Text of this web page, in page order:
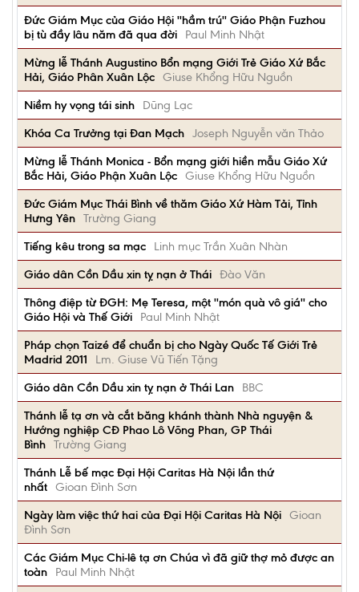
Đức Giám Mục của Giáo Hội ''hầm trú'' Giáo Phận Fuzhou
bị tù đầy lâu năm đã qua đời
Paul Minh Nhật
Mừng lễ Thánh Augustino Bổn mạng Giới Trẻ Giáo Xứ Bắc
Hải, Giáo Phân Xuân Lộc Giuse Khổng Hữu Nguồn
Niềm hy vọng tái sinh
Dũng Lạc
Khóa Ca Trưởng tại Đan Mạch Joseph Nguyễn văn Thảo
Mừng lễ Thánh Monica - Bổn mạng giới hiền mẫu Giáo Xứ
Bắc Hải, Giáo Phận Xuân Lộc Giuse Khổng Hữu Nguồn
Đức Giám Mục Thái Bình về thăm Giáo Xứ Hàm Tải, Tỉnh
Hưng Yên Trường Giang
Tiếng kêu trong sa mạc
Linh mục Trần Xuân Nhàn
Giáo dân Cồn Dầu xin tỵ nạn ở Thái Đào Văn
Thông điệp từ ĐGH: Mẹ Teresa, một ''món quà vô giá'' cho
Giáo Hội và Thế Giới
Paul Minh Nhật
Pháp chọn Taizé để chuẩn bị cho Ngày Quốc Tế Giới Trẻ
Madrid 2011
Lm. Giuse Vũ Tiến Tặng
Giáo dân Cồn Dầu xin tỵ nạn ở Thái Lan
BBC
Thánh lễ tạ ơn và cắt băng khánh thành Nhà nguyện &
Hướng nghiệp CĐ Phao Lô Võng Phan, GP Thái
Bình Trường Giang
Thánh Lễ bế mạc Đại Hội Caritas Hà Nội lần thứ
nhất Gioan Đình Sơn
Ngày làm việc thứ hai của Đại Hội Caritas Hà Nội Gioan
Đình Sơn
Các Giám Mục Chi-lê tạ ơn Chúa vì đã giữ thợ mỏ được an
toàn
Paul Minh Nhật